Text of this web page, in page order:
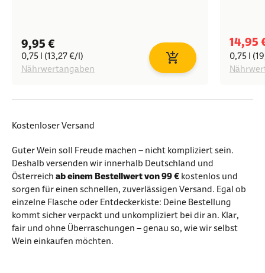
Angebot
9,95 €
0,75 l (13,27 €/l)
Nährwertangaben
In den Warenkorb
14,95
0,75 l
Kostenloser Versand
Guter Wein soll Freude machen – nicht kompliziert sein.
Deshalb versenden wir innerhalb Deutschland und
Österreich ab einem Bestellwert von 99 € kostenlos und
sorgen für einen schnellen, zuverlässigen Versand. Egal ob
einzelne Flasche oder Entdeckerkiste: Deine Bestellung
kommt sicher verpackt und unkompliziert bei dir an. Klar,
fair und ohne Überraschungen – genau so, wie wir selbst
Wein einkaufen möchten.